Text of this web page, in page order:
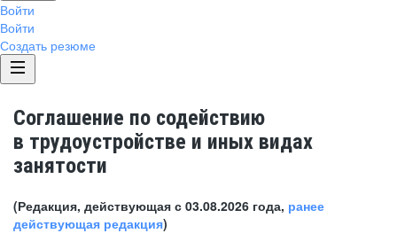
Войти
Войти
Создать резюме
Соглашение по содействию
в трудоустройстве и иных видах
занятости
(Редакция, действующая с 03.08.2026 года, ранее
действующая редакция)